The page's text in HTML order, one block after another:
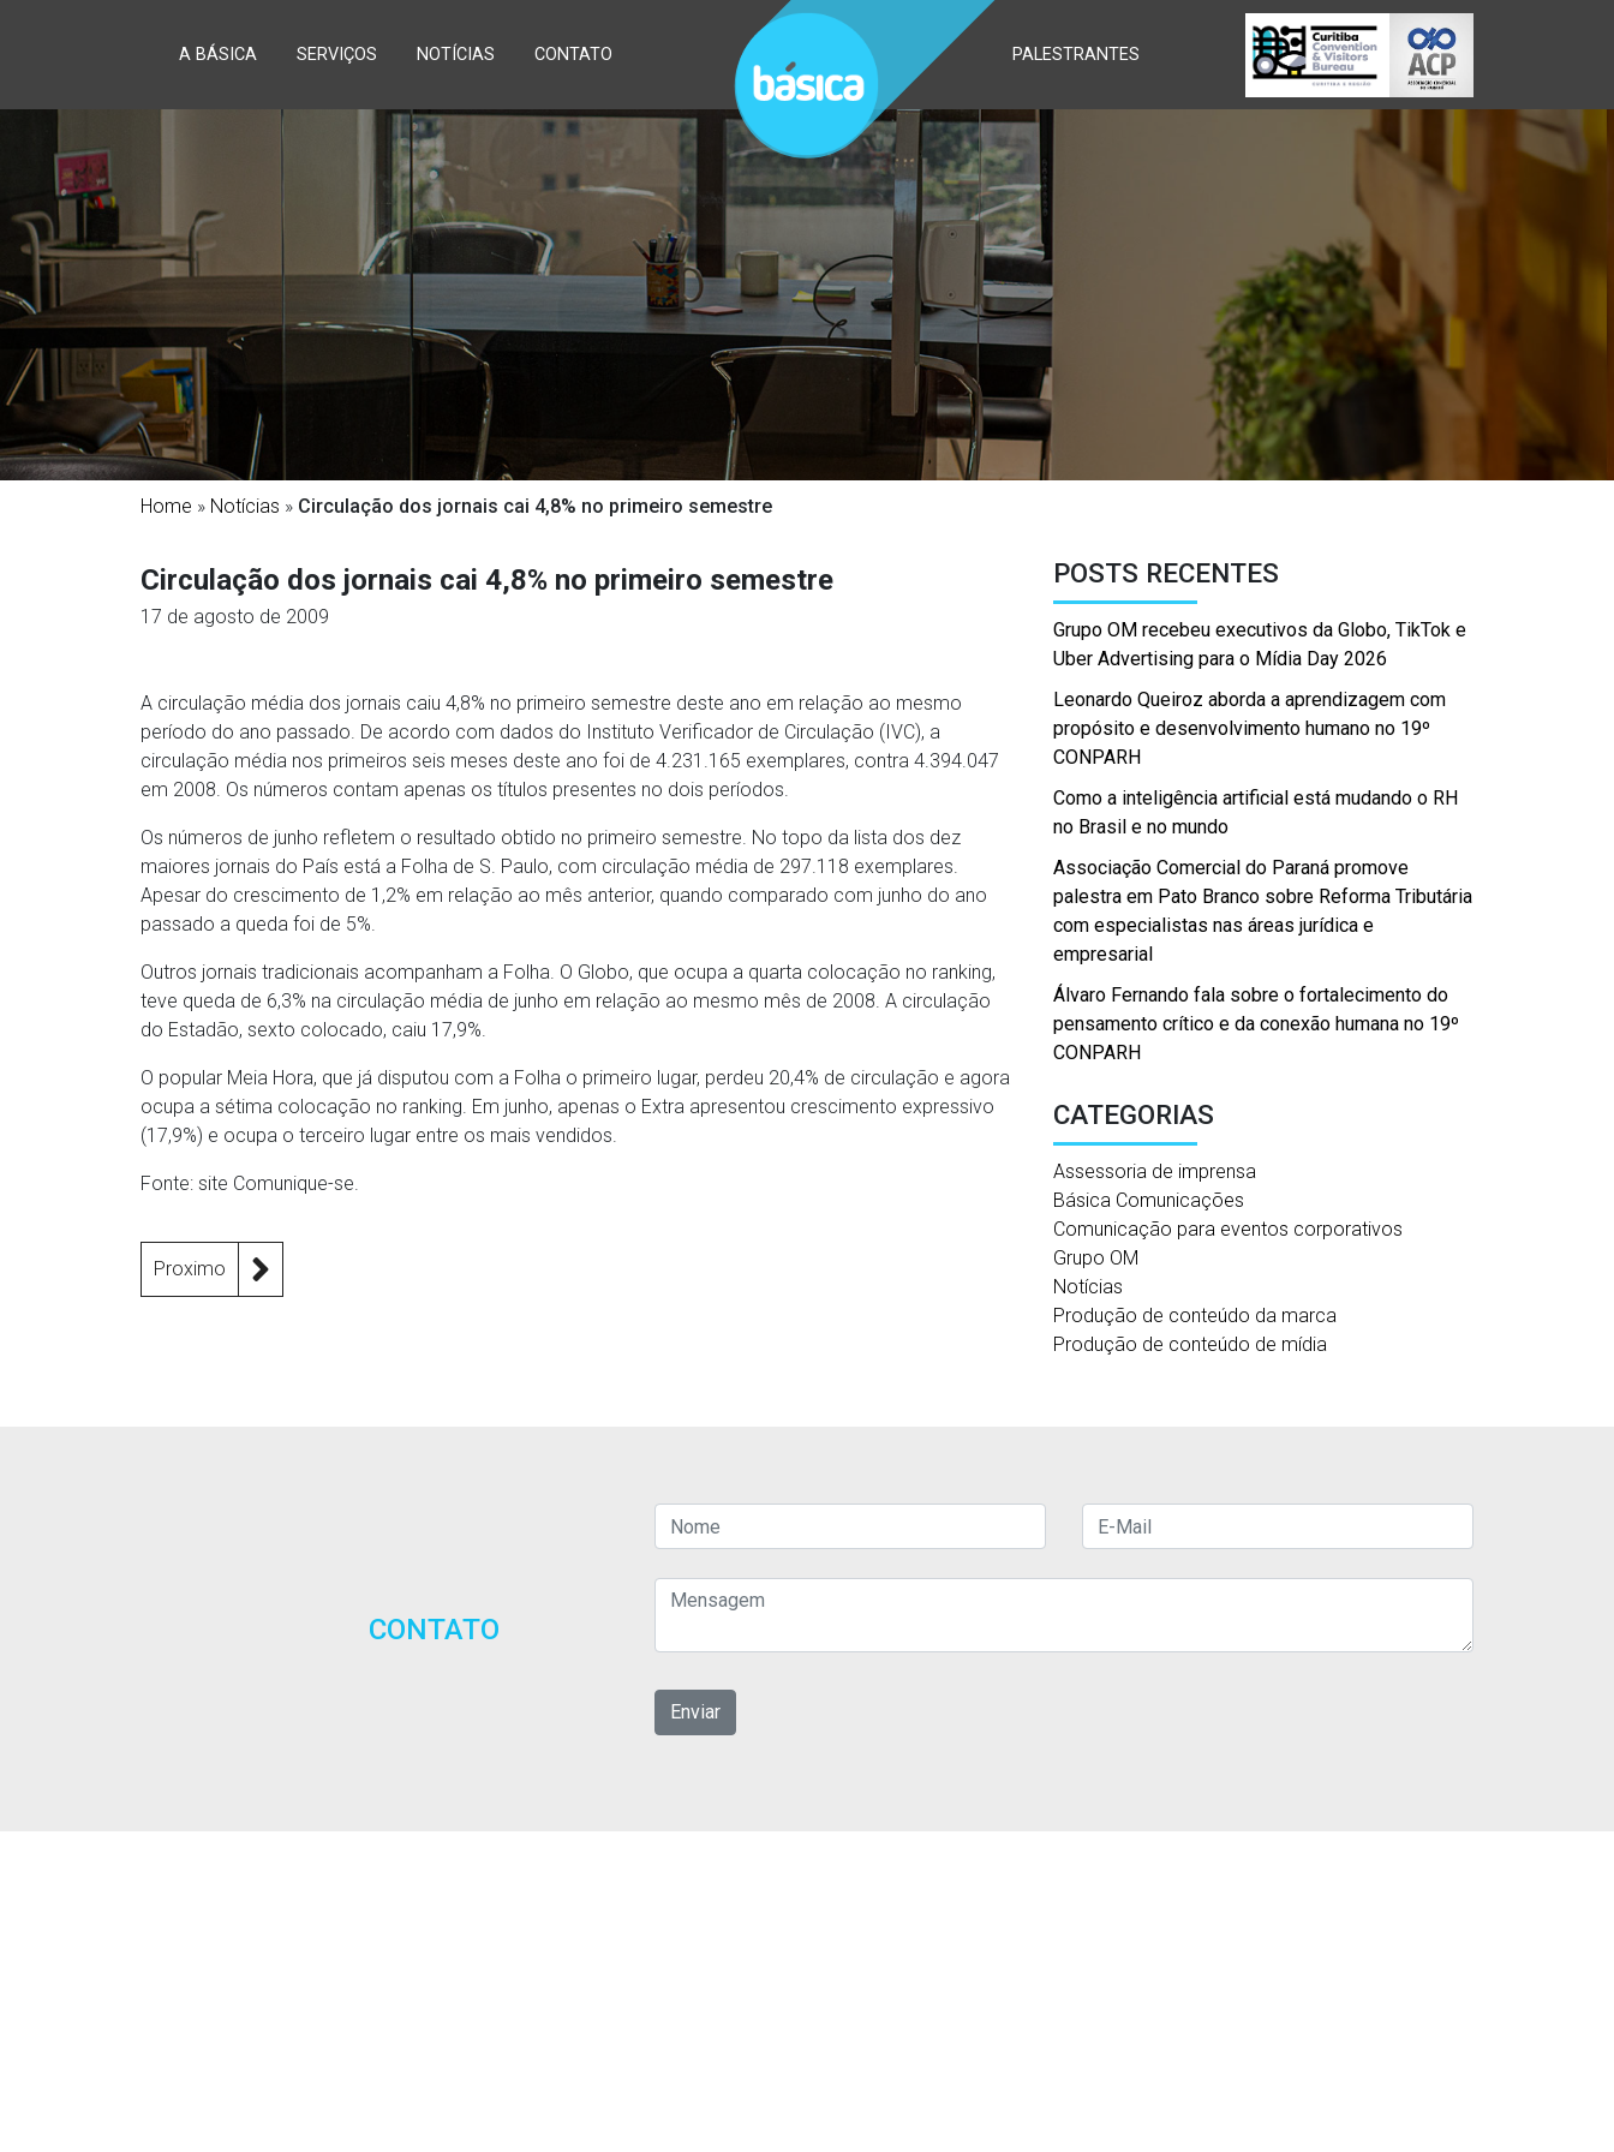
A BÁSICA SERVIÇOS NOTÍCIAS CONTATO PALESTRANTES
Home » Notícias » Circulação dos jornais cai 4,8% no primeiro semestre
Circulação dos jornais cai 4,8% no primeiro semestre
17 de agosto de 2009
A circulação média dos jornais caiu 4,8% no primeiro semestre deste ano em relação ao mesmo
período do ano passado. De acordo com dados do Instituto Verificador de Circulação (IVC), a
circulação média nos primeiros seis meses deste ano foi de 4.231.165 exemplares, contra 4.394.047
em 2008. Os números contam apenas os títulos presentes no dois períodos.
Os números de junho refletem o resultado obtido no primeiro semestre. No topo da lista dos dez
maiores jornais do País está a Folha de S. Paulo, com circulação média de 297.118 exemplares.
Apesar do crescimento de 1,2% em relação ao mês anterior, quando comparado com junho do ano
passado a queda foi de 5%.
Outros jornais tradicionais acompanham a Folha. O Globo, que ocupa a quarta colocação no ranking,
teve queda de 6,3% na circulação média de junho em relação ao mesmo mês de 2008. A circulação
do Estadão, sexto colocado, caiu 17,9%.
O popular Meia Hora, que já disputou com a Folha o primeiro lugar, perdeu 20,4% de circulação e agora
ocupa a sétima colocação no ranking. Em junho, apenas o Extra apresentou crescimento expressivo
(17,9%) e ocupa o terceiro lugar entre os mais vendidos.
Fonte: site Comunique-se.
Proximo
POSTS RECENTES
Grupo OM recebeu executivos da Globo, TikTok e
Uber Advertising para o Mídia Day 2026
Leonardo Queiroz aborda a aprendizagem com
propósito e desenvolvimento humano no 19º
CONPARH
Como a inteligência artificial está mudando o RH
no Brasil e no mundo
Associação Comercial do Paraná promove
palestra em Pato Branco sobre Reforma Tributária
com especialistas nas áreas jurídica e
empresarial
Álvaro Fernando fala sobre o fortalecimento do
pensamento crítico e da conexão humana no 19º
CONPARH
CATEGORIAS
Assessoria de imprensa
Básica Comunicações
Comunicação para eventos corporativos
Grupo OM
Notícias
Produção de conteúdo da marca
Produção de conteúdo de mídia
CONTATO